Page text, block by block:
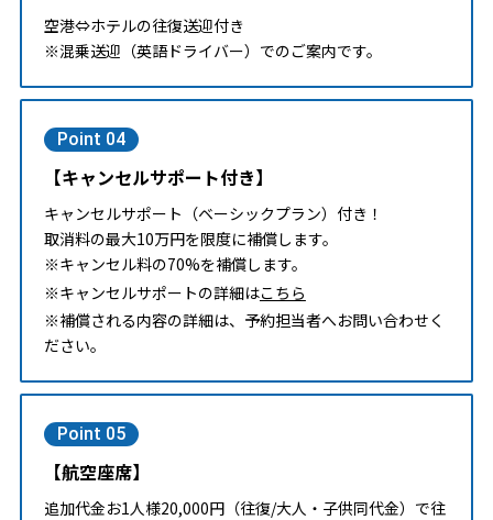
空港⇔ホテルの往復送迎付き
※混乗送迎（英語ドライバー）でのご案内です。
Point 04
【キャンセルサポート付き】
キャンセルサポート（ベーシックプラン）付き！
取消料の最大10万円を限度に補償します。
※キャンセル料の70%を補償します。
※キャンセルサポートの詳細はこちら
※補償される内容の詳細は、予約担当者へお問い合わせく
ださい。
Point 05
【航空座席】
追加代金お1人様20,000円（往復/大人・子供同代金）で往